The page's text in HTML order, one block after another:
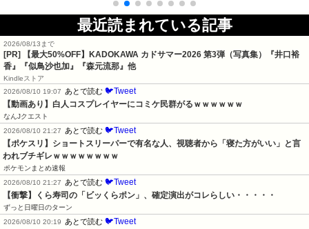
最近読まれている記事
2026/08/13まで
[PR]
【最大50%OFF】KADOKAWA カドサマー2026 第3弾（写真集）『井口裕
香』『似鳥沙也加』『森元流那』他
Kindleストア
2026/08/10 19:07
あとで読む 🐦Tweet
【動画あり】白人コスプレイヤーにコミケ民群がるｗｗｗｗｗｗ
なんJクエスト
2026/08/10 21:27
あとで読む 🐦Tweet
【ポケスリ】ショートスリーパーで有名な人、視聴者から「寝た方がいい」と言
われブチギレｗｗｗｗｗｗｗｗ
ポケモンまとめ速報
2026/08/10 21:27
あとで読む 🐦Tweet
【衝撃】くら寿司の「ビッくらポン」、確定演出がコレらしい・・・・・
ずっと日曜日のターン
2026/08/10 20:19
あとで読む 🐦Tweet